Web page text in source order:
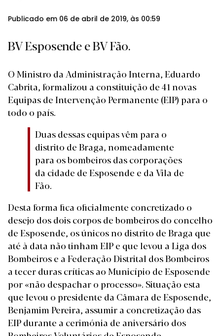
Publicado em 06 de abril de 2019, às 00:59
BV Esposende e BV Fão.
O Ministro da Administração Interna, Eduardo
Cabrita, formalizou a constituição de 41 novas
Equipas de Intervenção Permanente (EIP) para o
todo o país.
Duas dessas equipas vêm para o
distrito de Braga, nomeadamente
para os bombeiros das corporações
da cidade de Esposende e da Vila de
Fão.
Desta forma fica oficialmente concretizado o
desejo dos dois corpos de bombeiros do concelho
de Esposende, os únicos no distrito de Braga que
até à data não tinham EIP e que levou a Liga dos
Bombeiros e a Federação Distrital dos Bombeiros
a tecer duras críticas ao Município de Esposende
por «não despachar o processo». Situação esta
que levou o presidente da Câmara de Esposende,
Benjamim Pereira, assumir a concretização das
EIP durante a cerimónia de aniversário dos